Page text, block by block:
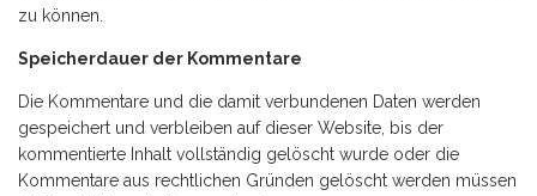
zu können.
Speicherdauer der Kommentare
Die Kommentare und die damit verbundenen Daten werden
gespeichert und verbleiben auf dieser Website, bis der
kommentierte Inhalt vollständig gelöscht wurde oder die
Kommentare aus rechtlichen Gründen gelöscht werden müssen